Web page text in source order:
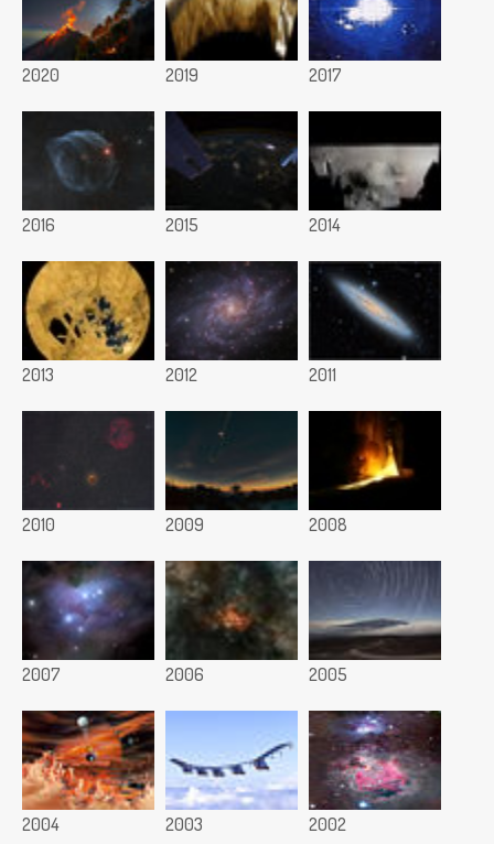
2020 2019 2017
2016 2015 2014
2013 2012 2011
2010 2009 2008
2007 2006 2005
2004 2003 2002